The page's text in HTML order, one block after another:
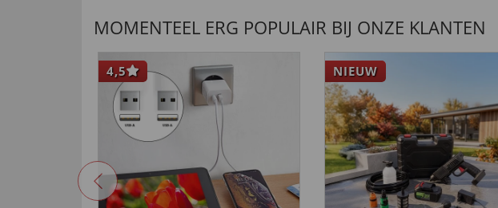
MOMENTEEL ERG POPULAIR BIJ ONZE KLANTEN
4,5 NIEUW